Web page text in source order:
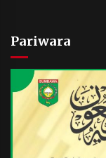
Pariwara